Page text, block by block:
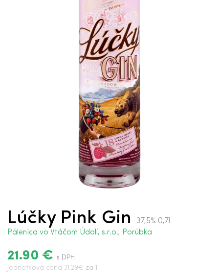
Lúčky Pink Gin
37,5% 0,7l
Pálenica vo Vtáčom Údolí, s.r.o., Porúbka
21.90 € s DPH
Jednotková cena 31.29€ za 1l